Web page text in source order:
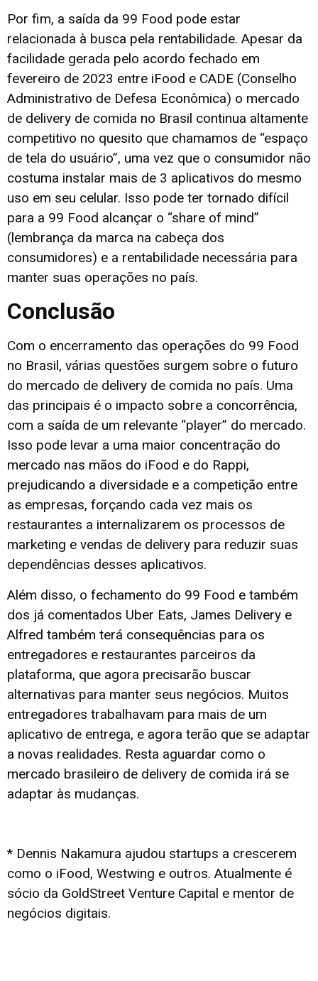
Por fim, a saída da 99 Food pode estar
relacionada à busca pela rentabilidade. Apesar da
facilidade gerada pelo acordo fechado em
fevereiro de 2023 entre iFood e CADE (Conselho
Administrativo de Defesa Econômica) o mercado
de delivery de comida no Brasil continua altamente
competitivo no quesito que chamamos de “espaço
de tela do usuário”, uma vez que o consumidor não
costuma instalar mais de 3 aplicativos do mesmo
uso em seu celular. Isso pode ter tornado difícil
para a 99 Food alcançar o “share of mind”
(lembrança da marca na cabeça dos
consumidores) e a rentabilidade necessária para
manter suas operações no país.
Conclusão
Com o encerramento das operações do 99 Food
no Brasil, várias questões surgem sobre o futuro
do mercado de delivery de comida no país. Uma
das principais é o impacto sobre a concorrência,
com a saída de um relevante “player” do mercado.
Isso pode levar a uma maior concentração do
mercado nas mãos do iFood e do Rappi,
prejudicando a diversidade e a competição entre
as empresas, forçando cada vez mais os
restaurantes a internalizarem os processos de
marketing e vendas de delivery para reduzir suas
dependências desses aplicativos.
Além disso, o fechamento do 99 Food e também
dos já comentados Uber Eats, James Delivery e
Alfred também terá consequências para os
entregadores e restaurantes parceiros da
plataforma, que agora precisarão buscar
alternativas para manter seus negócios. Muitos
entregadores trabalhavam para mais de um
aplicativo de entrega, e agora terão que se adaptar
a novas realidades. Resta aguardar como o
mercado brasileiro de delivery de comida irá se
adaptar às mudanças.
* Dennis Nakamura ajudou startups a crescerem
como o iFood, Westwing e outros. Atualmente é
sócio da GoldStreet Venture Capital e mentor de
negócios digitais.